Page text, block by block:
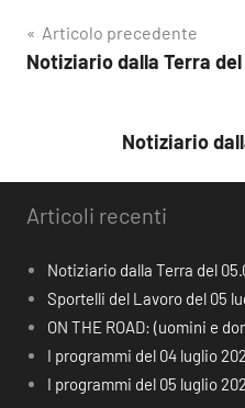
Navigazione
articoli
Articolo precedente
Notiziario dalla Terra
Notiziario
Articoli recenti
Notiziario dalla Terra del
Sportelli del Lavoro del 05
ON THE ROAD: (uomini e
I programmi del 04 luglio
I programmi del 05 luglio